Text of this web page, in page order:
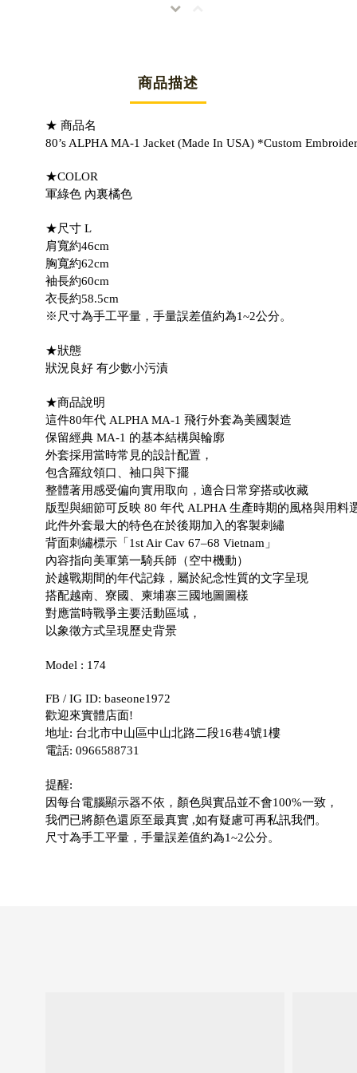
商品描述
★ 商品名
80’s ALPHA MA-1 Jacket (Made In USA) *Custom
★COLOR
軍綠色 內裏橘色
★尺寸 L
肩寬約46cm
胸寬約62cm
袖長約60cm
衣長約58.5cm
※尺寸為手工平量，手量誤差值約為1~2公分。
★狀態
狀況良好 有少數小污漬
★商品說明
這件80年代 ALPHA MA-1 飛行外套為美國製造
保留經典 MA-1 的基本結構與輪廓
外套採用當時常見的設計配置，
包含羅紋領口、袖口與下擺
整體著用感受偏向實用取向，適合日常穿搭或收藏
版型與細節可反映 80 年代 ALPHA 生產時期的風格與用料
此件外套最大的特色在於後期加入的客製刺繡
背面刺繡標示「1st Air Cav 67–68 Vietnam」
內容指向美軍第一騎兵師（空中機動）
於越戰期間的年代記錄，屬於紀念性質的文字呈現
搭配越南、寮國、柬埔寨三國地圖圖樣
對應當時戰爭主要活動區域，
以象徵方式呈現歷史背景
Model : 174
FB / IG ID: baseone1972
歡迎來實體店面!
地址: 台北市中山區中山北路二段16巷4號1樓
電話: 0966588731
提醒:
因每台電腦顯示器不依，顏色與實品並不會100%一致，
我們已將顏色還原至最真實 ,如有疑慮可再私訊我們。
尺寸為手工平量，手量誤差值約為1~2公分。